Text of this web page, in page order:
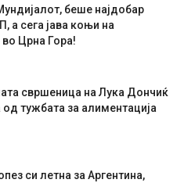
беше најдобар
а сега јава коњи на
Црна Гора!
свршеница на Лука Дончиќ
тужбата за алиментација
си летна за Аргентина,